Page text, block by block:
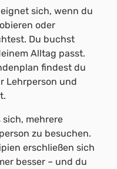
sich, wenn du
oder
Du buchst
Alltag passt.
findest du
Lehrperson und
sich, mehrere
zu besuchen.
erschließen sich
besser – und du